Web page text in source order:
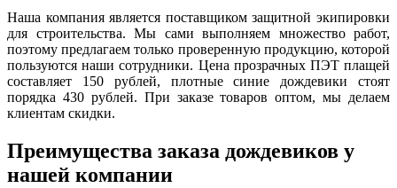
Наша компания является поставщиком защитной экипировки
для строительства. Мы сами выполняем множество работ,
поэтому предлагаем только проверенную продукцию, которой
пользуются наши сотрудники. Цена прозрачных ПЭТ плащей
составляет 150 рублей, плотные синие дождевики стоят
порядка 430 рублей. При заказе товаров оптом, мы делаем
клиентам скидки.
Преимущества заказа дождевиков у
нашей компании